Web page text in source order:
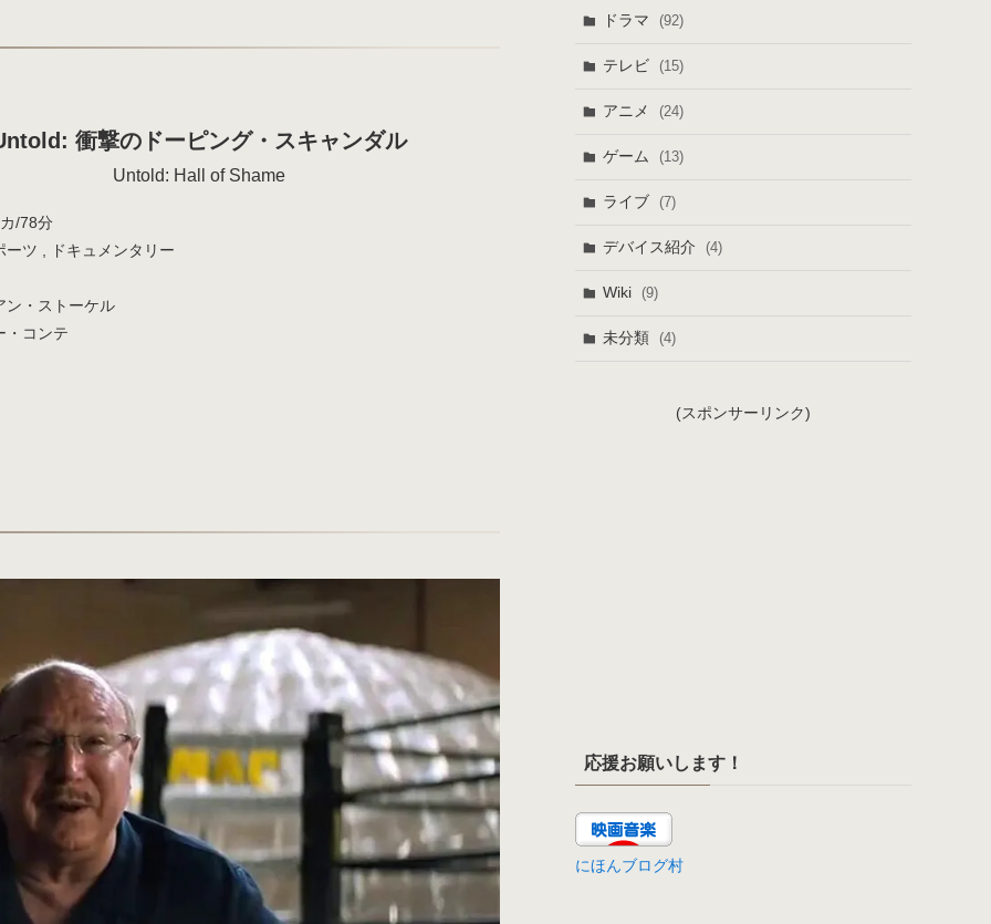
衝撃のドーピング・スキャンダル
Untold: Hall of Shame
/78分
ーツ , ドキュメンタリー
ン・ストーケル
・コンテ
ドラマ (92)
テレビ (15)
アニメ (24)
ゲーム (13)
ライブ (7)
デバイス紹介 (4)
Wiki (9)
未分類 (4)
(スポンサーリンク)
応援お願いします！
にほんブログ村